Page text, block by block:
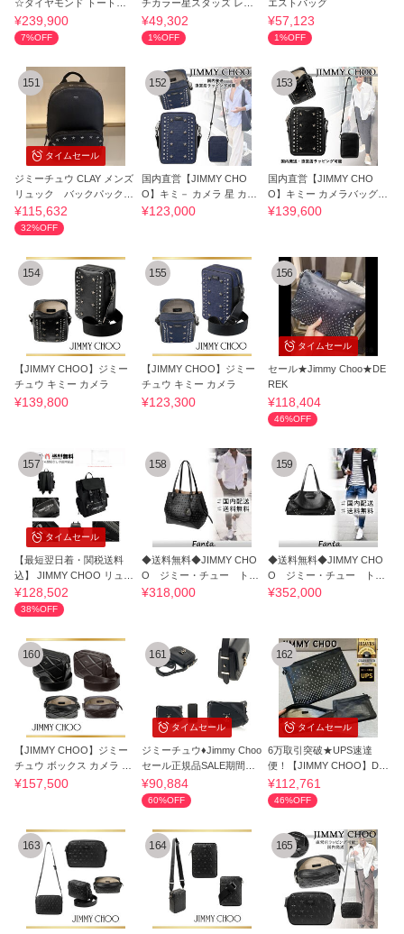
☆ダイヤモンド トートバ
ッグ ミディアム
¥239,900
7%OFF
チカラー星スタッズ レザ
ー黒
¥49,302
1%OFF
エストバッグ
¥57,123
1%OFF
タイムセール
151
ジミーチュウ CLAY メンズ
リュック バックパック
星 スタッズ
¥115,632
32%OFF
152
国内直営【JIMMY CHO
O】キミ－ カメラ 星 カメ
ラバッグ デニム
¥123,000
153
国内直営【JIMMY CHO
O】キミー カメラバッグ
星スタッズ 縦型
¥139,600
154
【JIMMY CHOO】ジミー
チュウ キミー カメラ
¥139,800
155
【JIMMY CHOO】ジミー
チュウ キミー カメラ
¥123,300
タイムセール
156
セール★Jimmy Choo★DE
REK
¥118,404
46%OFF
タイムセール
157
【最短翌日着・関税送料
込】 JIMMY CHOO リュッ
ク サック BAG
¥128,502
38%OFF
158
◆送料無料◆JIMMY CHO
O ジミー・チュー トー
トバッグ
¥318,000
159
◆送料無料◆JIMMY CHO
O ジミー・チュー トー
トバッグ
¥352,000
160
【JIMMY CHOO】ジミー
チュウ ボックス カメラ ス
モール
¥157,500
タイムセール
161
ジミーチュウ♦Jimmy Choo
セール正規品SALE期間限
定
¥90,884
60%OFF
タイムセール
162
6万取引突破★UPS速達
便！【JIMMY CHOO】DE
REK-N_クラッチバッグ
¥112,761
46%OFF
163 164 165